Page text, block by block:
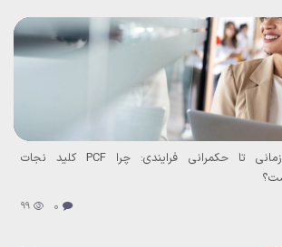
از ملوک‌الطوایفی سازمانی تا حکمرانی فرایندی: چرا PCF کلید نجات
0
99